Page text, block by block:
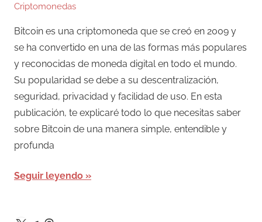
Criptomonedas
Bitcoin es una criptomoneda que se creó en 2009 y
se ha convertido en una de las formas más populares
y reconocidas de moneda digital en todo el mundo.
Su popularidad se debe a su descentralización,
seguridad, privacidad y facilidad de uso. En esta
publicación, te explicaré todo lo que necesitas saber
sobre Bitcoin de una manera simple, entendible y
profunda
Seguir leyendo